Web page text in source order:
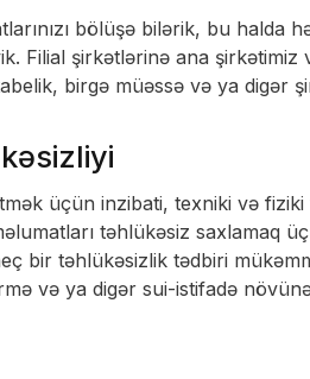
bölüşə bilərik, bu halda
Filial şirkətlərinə ana
birgə müəssə və ya digər
üçün inzibati, texniki və
təhlükəsiz saxlamaq
bir təhlükəsizlik tədbiri
və ya digər sui-istifadə